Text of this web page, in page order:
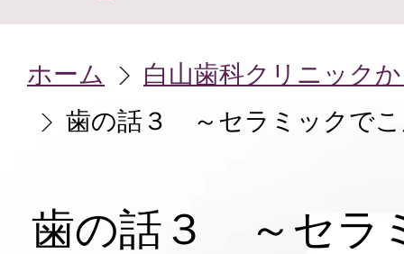
ホーム
白山歯科クリニック
歯の話３ ～セラミックで
歯の話３ ～セラ